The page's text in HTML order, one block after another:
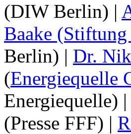
(DIW Berlin) |
Baake
Berlin) | Dr.
(Energiequelle
Energiequelle) |
(Presse FFF) |